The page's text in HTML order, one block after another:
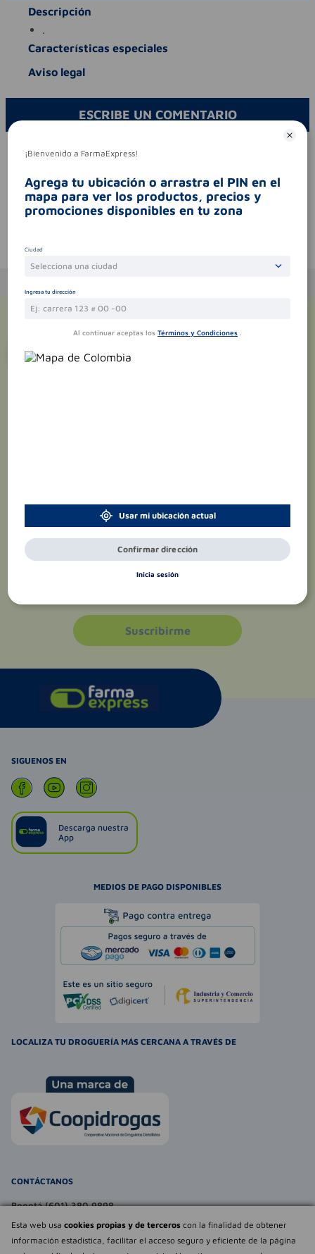
Esta web usa cookies propias y de terceros con la finalidad de obtener
información estadística, facilitar el acceso seguro y eficiente de la página
Descripción
.
Características especiales
Aviso legal
ESCRIBE UN COMENTARIO
Por favor, inicie sesión para escribir un comentario
Te puede interesar
exclusivas
Suscribirme
SIGUENOS EN
Descarga nuestra
App
MEDIOS DE PAGO DISPONIBLES
LOCALIZA TU DROGUERÍA MÁS CERCANA A TRAVÉS DE
CONTÁCTANOS
Bogotá (601) 380 9898
atencionalcliente@farmaexpress.com
TE PUEDE INTERESAR
¡Bienvenido a FarmaExpress!
Agrega tu ubicación o arrastra el PIN en el
mapa para ver los productos, precios y
promociones disponibles en tu zona
Ciudad
Selecciona una ciudad
Ingresa tu dirección
Al continuar aceptas los Términos y Condiciones .
Usar mi ubicación actual
Confirmar dirección
Inicia sesión